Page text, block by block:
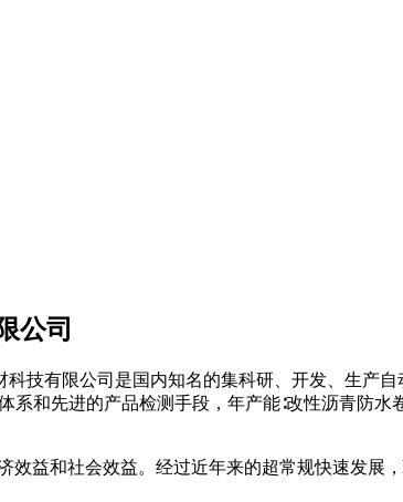
公司
技有限公司是国内知名的集科研、开发、生产
和先进的产品检测手段，年产能∶改性沥青防
效益和社会效益。经过近年来的超常规快速发